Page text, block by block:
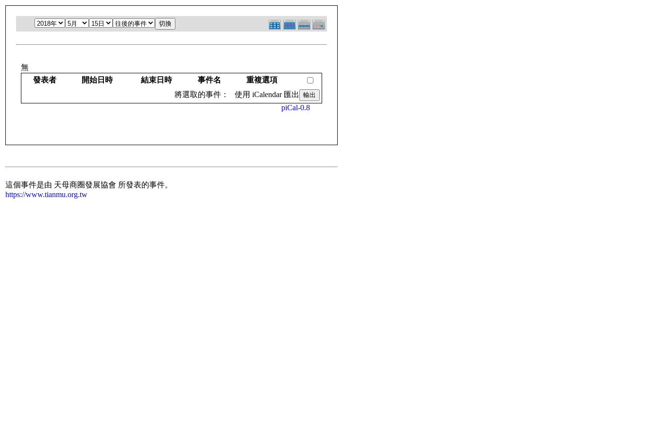
無
發表者
開始日時 結束日時 事件名
重複選項
將選取的事件： 使用 iCalendar 匯出
piCal-0.8
這個事件是由 天母商圈發展協會 所發表的事件。
https://www.tianmu.org.tw